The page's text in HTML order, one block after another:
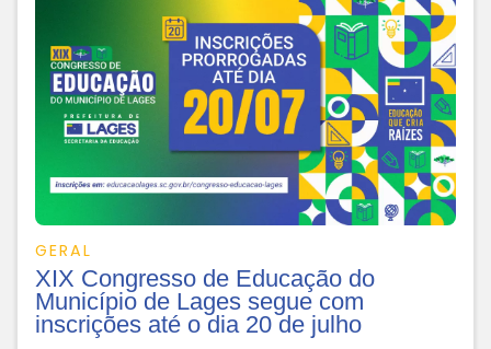
GERAL
XIX Congresso de Educação do
Município de Lages segue com
inscrições até o dia 20 de julho